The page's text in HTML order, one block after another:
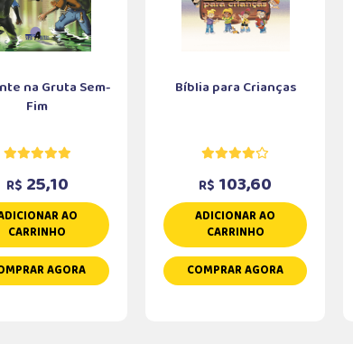
na Gruta Sem-
Fim
R$ 25,10
AO
CARRINHO
AGORA
Bíblia para Crianças
R$ 103,60
ADICIONAR AO
CARRINHO
COMPRAR AGORA